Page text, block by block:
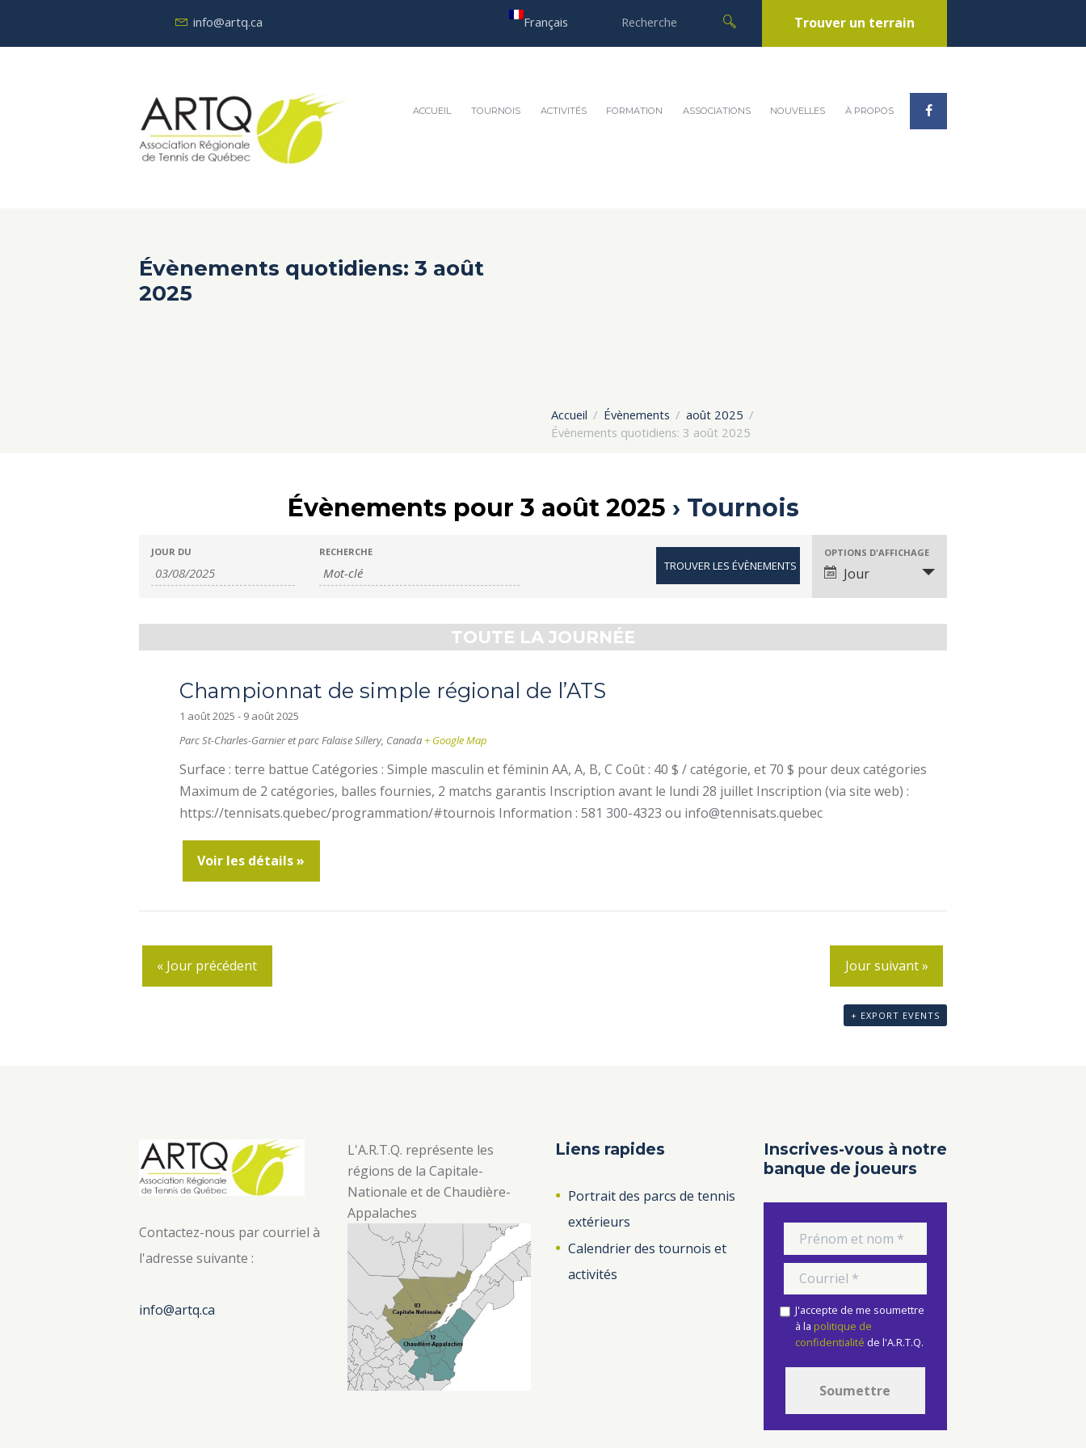
info@artq.ca Français Trouver un terrain
ACCUEIL TOURNOIS ACTIVITÉS FORMATION ASSOCIATIONS NOUVELLES À PROPOS
Évènements quotidiens: 3 août
2025
Accueil Évènements
août 2025
Évènements quotidiens: 3 août 2025
Évènements pour 3 août 2025 › Tournois
É
v
m
e
n
s
S
e
a
É
è
t
r
c
h
JOUR DU RECHERCHE
É
v
è
e
m
V
s
N
a
v
i
g
OPTIONS D'AFFICHAGE
Jour
TOUTE LA JOURNÉE
Championnat de simple régional de l’ATS
1 août 2025 - 9 août 2025
Parc St-Charles-Garnier et parc FalaiseSillery, Canada + Google Map
Surface : terre battue Catégories : Simple masculin et féminin AA, A, B, C Coût : 40 $ / catégorie, et 70 $ pour deux catégories
Maximum de 2 catégories, balles fournies, 2 matchs garantis Inscription avant le lundi 28 juillet Inscription (via site web) :
https://tennisats.quebec/programmation/#tournois Information : 581 300-4323 ou info@tennisats.quebec
Voir les détails »
« Jour précédent Jour suivant»
+ EXPORT EVENTS
Contactez-nous par courriel à
l'adresse suivante :
info@artq.ca
L'A.R.T.Q. représente les
régions de la Capitale-
Nationale et de Chaudière-
Appalaches
Liens rapides
Portrait des parcs de tennis
extérieurs
Calendrier des tournois et
activités
Inscrives-vous à notre
banque de joueurs
J'accepte de me soumettre
à la politique de
confidentialité de l'A.R.T.Q.
Soumettre